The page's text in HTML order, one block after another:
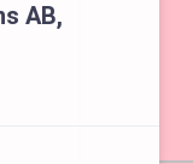
AB,